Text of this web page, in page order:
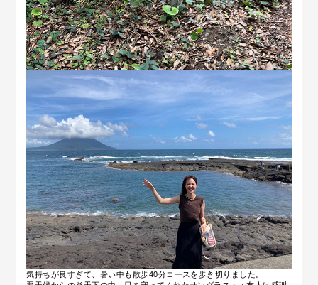
気持ちが良すぎて、暑い中も散歩40分コースを歩き切りました。